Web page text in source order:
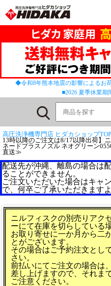
◆令和8年熊本地震の影響によるお
■2026 夏季休業期
高圧洗浄機専門店 ヒダカショップTOP
13時以降のご注文は8/17以降出荷】
ネードプラスノズル ネオグリーン
直送≫
配送先が沖縄、離島の場合は
ることができません。
ご注文いただいた場合はキャ
で、何卒ご了承いただきます
ニルフィスクの別売りアク
ーにて在庫を切らしている
お取り寄せに一か月から二
とがございます。
その場合はご予約注文とし
さい。
前払いにてご注文の場合は
差し上げますので、それま
ご注意ください。